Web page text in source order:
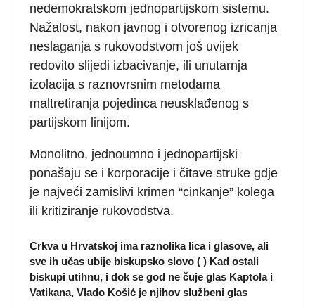
nedemokratskom jednopartijskom sistemu.
Nažalost, nakon javnog i otvorenog izricanja
neslaganja s rukovodstvom još uvijek
redovito slijedi izbacivanje, ili unutarnja
izolacija s raznovrsnim metodama
maltretiranja pojedinca neusklađenog s
partijskom linijom.
Monolitno, jednoumno i jednopartijski
ponašaju se i korporacije i čitave struke gdje
je najveći zamislivi krimen “cinkanje” kolega
ili kritiziranje rukovodstva.
Crkva u Hrvatskoj ima raznolika lica i glasove, ali
sve ih učas ubije biskupsko slovo ( ) Kad ostali
biskupi utihnu, i dok se god ne čuje glas Kaptola i
Vatikana, Vlado Košić je njihov službeni glas